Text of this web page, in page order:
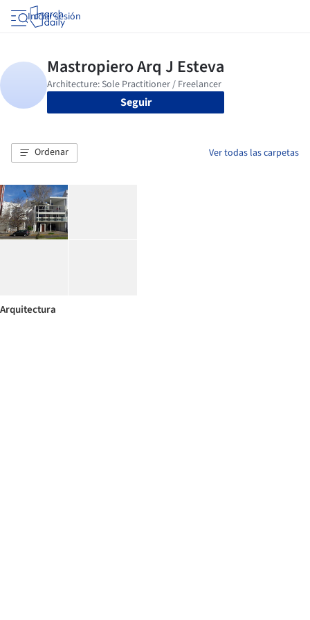
Iniciar sesión
Seguir
Ordenar Ver todas las carpetas
Arquitectura